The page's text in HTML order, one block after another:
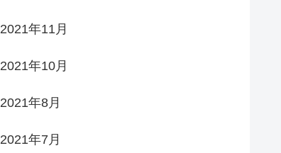
2021年11月
2021年10月
2021年8月
2021年7月